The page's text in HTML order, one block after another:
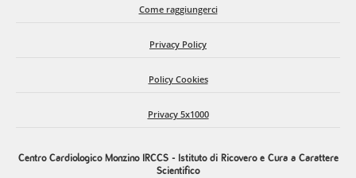
Come raggiungerci
Privacy Policy
Policy Cookies
Privacy 5x1000
Centro Cardiologico Monzino IRCCS - Istituto di Ricovero e Cura a Carattere
Scientifico